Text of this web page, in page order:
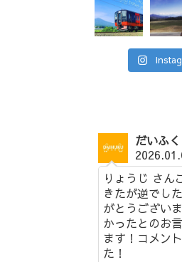
だいふく
りょうじ さん
きたが逆でし
がとうござい
かったとのお
ます！コメン
た！